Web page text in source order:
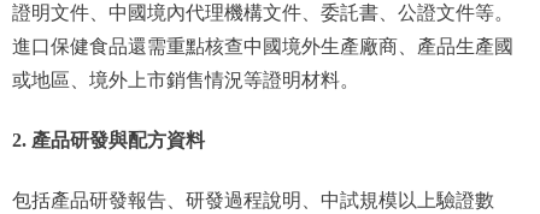
證明文件、中國境內代理機構文件、委託書、公證文件等。
進口保健食品還需重點核查中國境外生產廠商、產品生產國
或地區、境外上市銷售情況等證明材料。
2. 產品研發與配方資料
包括產品研發報告、研發過程說明、中試規模以上驗證數